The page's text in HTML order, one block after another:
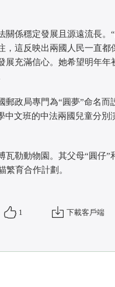
係穩定發展且源遠流長。
，這反映出兩國人民一直
展充滿信心。她希望明年
政局專門為“圓夢”命名而
中文班的中法兩國兒童分
勒動物園。其父母“圓仔”
繁育合作計劃。
1 下載客戶端